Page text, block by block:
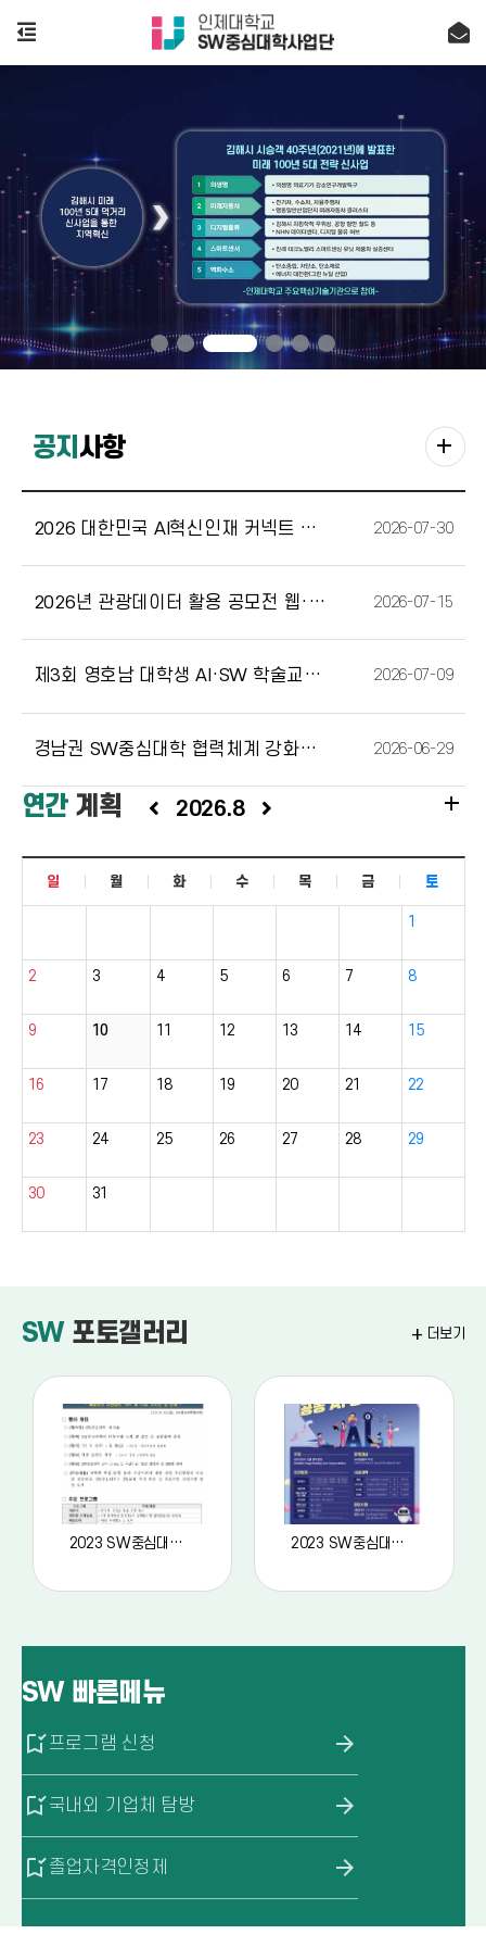
공지 사항 add
2026 대한민국 AI혁신인재 커넥트 행사[26.07.29. ~ 26.07.31.] 2026-07-30
2026년 관광데이터 활용 공모전 웹·앱 구현 부문 모집 안내(26. 7. 6.(월) … 2026-07-15
제3회 영호남 대학생 AI·SW 학술교류 대회」참가 안내 [2026.07.10.(금)] 2026-07-09
경남권 SW중심대학 협력체계 강화를 위한 업무협약(MOU) 쳬결 2026-06-29
연간 계획 2026.8 add
일 월 화 수 목 금 토
1
2 3 4 5 6 7 8
9 10 11 12 13 14 15
16 17 18 19 20 21 22
23 24 25 26 27 28 29
30 31
SW 포토갤러리 add 더보기
2023 SW중심대학 워크숍 안내문 2023 SW중심대학 공동 AI 경진대회
SW 빠른메뉴
bookmark_added프로그램 신청 arrow_forward
bookmark_added국내외 기업체 탐방 arrow_forward
bookmark_added졸업자격인정제 arrow_forward